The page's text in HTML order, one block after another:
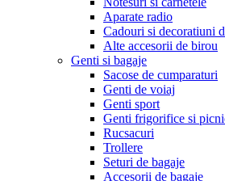
Aparate radio
Cadouri si decoratiuni
Alte accesorii de birou
Genti si bagaje
Sacose de cumparaturi
Genti de voiaj
Genti sport
Genti frigorifice si
Rucsacuri
Trollere
Seturi de bagaje
Accesorii de bagaje